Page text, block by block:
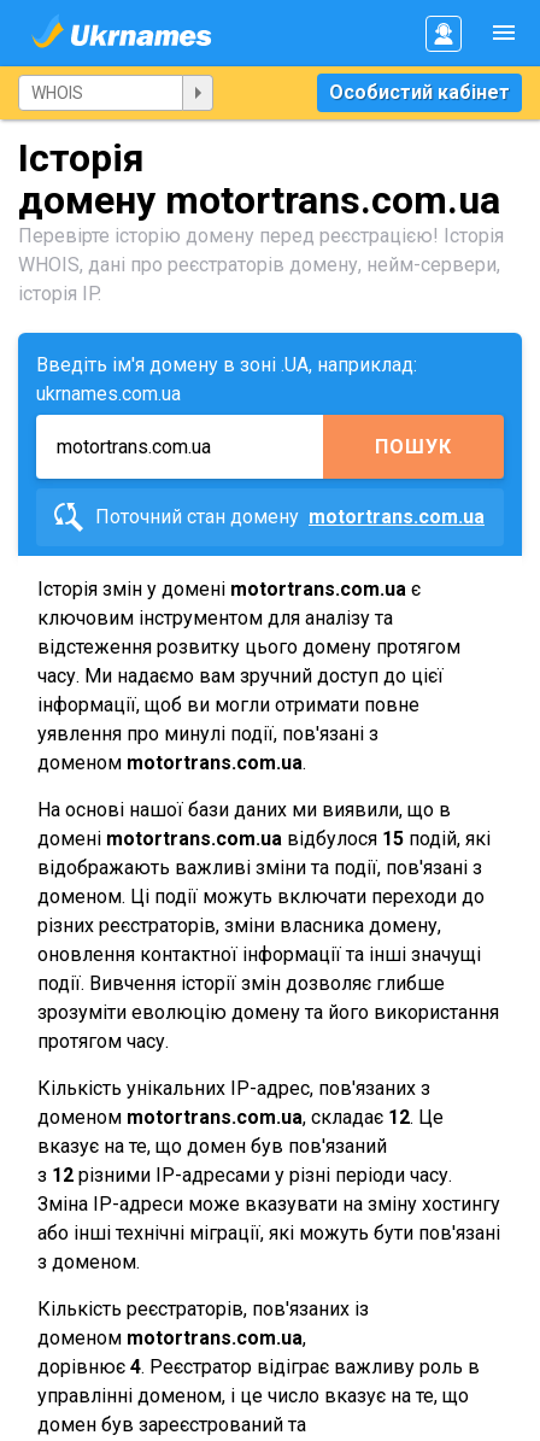
Особистий кабінет
Історія
домену motortrans.com.ua
Перевірте історію домену перед реєстрацією! Історія
WHOIS, дані про реєстраторів домену, нейм-сервери,
історія IP.
Введіть ім'я домену в зоні .UA, наприклад:
ukrnames.com.ua
ПОШУК
Поточний стан домену motortrans.com.ua
Історія змін у домені motortrans.com.ua є
ключовим інструментом для аналізу та
відстеження розвитку цього домену протягом
часу. Ми надаємо вам зручний доступ до цієї
інформації, щоб ви могли отримати повне
уявлення про минулі події, пов'язані з
доменом motortrans.com.ua.
На основі нашої бази даних ми виявили, що в
домені motortrans.com.ua відбулося 15 подій, які
відображають важливі зміни та події, пов'язані з
доменом. Ці події можуть включати переходи до
різних реєстраторів, зміни власника домену,
оновлення контактної інформації та інші значущі
події. Вивчення історії змін дозволяє глибше
зрозуміти еволюцію домену та його використання
протягом часу.
Кількість унікальних IP-адрес, пов'язаних з
доменом motortrans.com.ua, складає 12. Це
вказує на те, що домен був пов'язаний
з 12 різними IP-адресами у різні періоди часу.
Зміна IP-адреси може вказувати на зміну хостингу
або інші технічні міграції, які можуть бути пов'язані
з доменом.
Кількість реєстраторів, пов'язаних із
доменом motortrans.com.ua,
дорівнює 4. Реєстратор відіграє важливу роль в
управлінні доменом, і це число вказує на те, що
домен був зареєстрований та